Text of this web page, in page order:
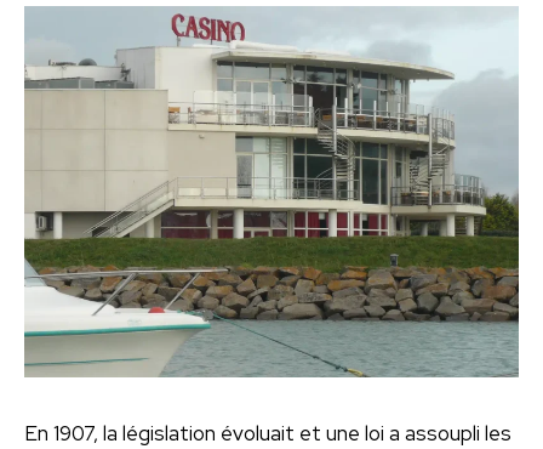
En 1907, la législation évoluait et une loi a assoupli les